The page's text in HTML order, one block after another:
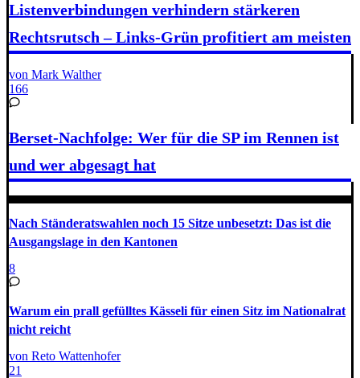
Listenverbindungen verhindern stärkeren
Rechtsrutsch – Links-Grün profitiert am meisten
von Mark Walther
166
Berset-Nachfolge: Wer für die SP im Rennen ist
und wer abgesagt hat
Nach Ständeratswahlen noch 15 Sitze unbesetzt: Das ist die
Ausgangslage in den Kantonen
8
Warum ein prall gefülltes Kässeli für einen Sitz im Nationalrat
nicht reicht
von Reto Wattenhofer
21